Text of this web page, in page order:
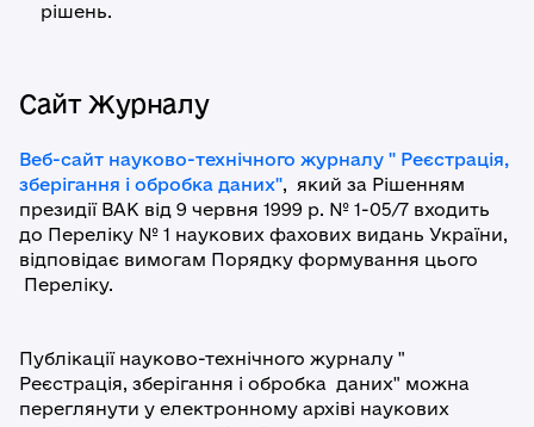
рішень.
Сайт Журналу
Веб-сайт науково-технічного журналу " Реєстрація,
зберігання і обробка даних", який за Рішенням
президії ВАК від 9 червня 1999 р. № 1-05/7 входить
до Переліку № 1 наукових фахових видань України,
відповідає вимогам Порядку формування цього
Переліку.
Публікації науково-технічного журналу "
Реєстрація, зберігання і обробка даних" можна
переглянути у електронному архіві наукових